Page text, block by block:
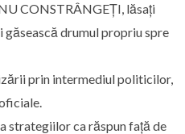
CONSTRÂNGEȚI, lăsați
drumul propriu spre
prin intermediul politicilor,
strategiilor ca răspun față de